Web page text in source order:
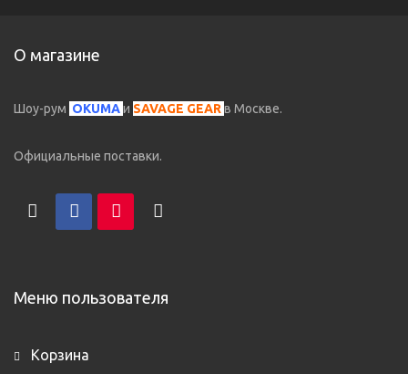
О магазине
Шоу-рум OKUMAи SAVAGE GEARв Москве.
Официальные поставки.
Меню пользователя
Корзина